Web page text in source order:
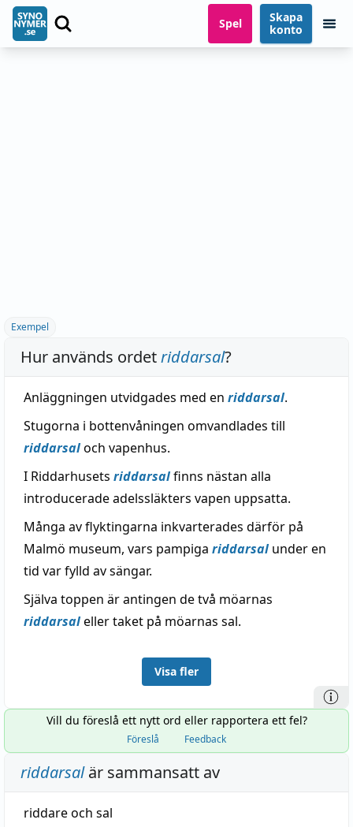
Spel
Skapa
konto
Exempel
Hur används ordetriddarsal?
Anläggningen utvidgades med en riddarsal.
Stugorna i bottenvåningen omvandlades till
riddarsaloch vapenhus.
I Riddarhusets riddarsalfinns nästan alla
introducerade adelssläkters vapen uppsatta.
Många av flyktingarna inkvarterades därför på
Malmö museum, vars pampiga riddarsalunder en
tid var fylld av sängar.
Själva toppen är antingen de två möarnas
riddarsaleller taket på möarnas sal.
Visa fler
Vill du föreslå ett nytt ord eller rapportera ett fel?
Föreslå Feedback
riddarsalär sammansatt av
riddareoch sal